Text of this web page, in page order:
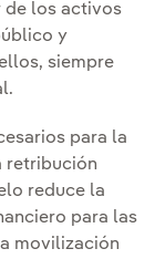
de los activos
y
siempre
para la
retribución
reduce la
para las
movilización